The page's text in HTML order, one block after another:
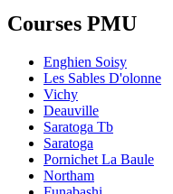
Courses PMU
Enghien Soisy
Les Sables D'olonne
Vichy
Deauville
Saratoga Tb
Saratoga
Pornichet La Baule
Northam